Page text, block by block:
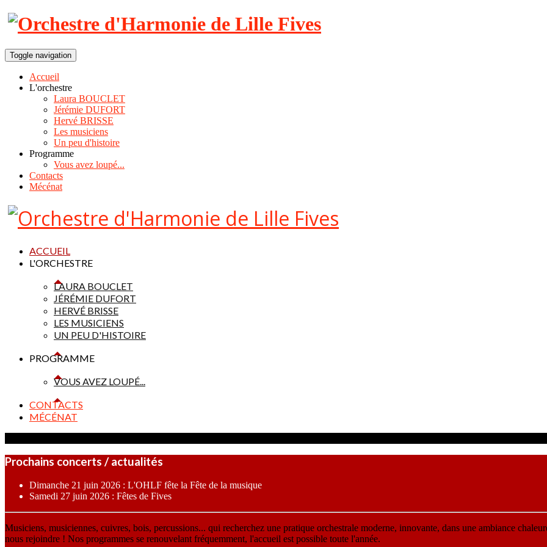
Toggle navigation
Accueil
L'orchestre
Laura BOUCLET
Jérémie DUFORT
Hervé BRISSE
Les musiciens
Un peu d'histoire
Programme
Vous avez loupé...
Contacts
Mécénat
ACCUEIL
L'ORCHESTRE
LAURA BOUCLET
JÉRÉMIE DUFORT
HERVÉ BRISSE
LES MUSICIENS
UN PEU D'HISTOIRE
PROGRAMME
VOUS AVEZ LOUPÉ...
CONTACTS
MÉCÉNAT
Prochains concerts / actualités
Dimanche 21 juin 2026 : L'OHLF fête la Fête de la musique
Samedi 27 juin 2026 : Fêtes de Fives
Musiciens, musiciennes, cuivres, bois, percussions... qui recherchez une pratique orchestrale moderne, innovante, dans une ambiance
nous rejoindre ! Nos programmes se renouvelant fréquemment, l'accueil est possible toute l'année.